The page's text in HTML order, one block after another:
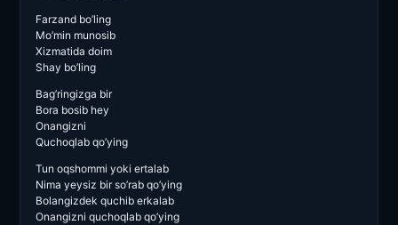
Farzand bo’ling
Mo’min munosib
Xizmatida doim
Shay bo’ling
Bag’ringizga bir
Bora bosib hey
Onangizni
Quchoqlab qo’ying
Tun oqshommi yoki ertalab
Nima yeysiz bir so’rab qo’ying
Bolangizdek quchib erkalab
Onangizni quchoqlab qo’ying